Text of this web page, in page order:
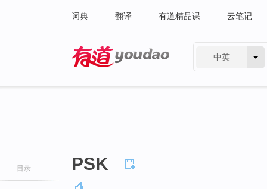
词典 翻译 有道精品课 云笔记
中英
目录 PSK